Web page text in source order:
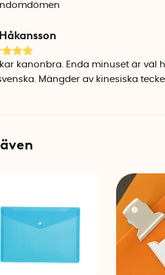
Upp till 10 ark
Kokuyo, Japan
kanonbra. Enda minuset är väl
Mängder av kinesiska